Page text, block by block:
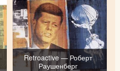
Retroactive — Роберт
Раушенберг